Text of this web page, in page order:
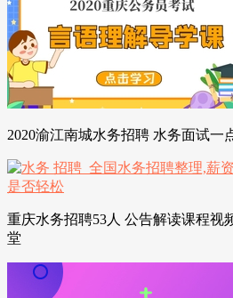
2020渝江南城水务招聘 水务面试一
重庆水务招聘53人 公告解读课程视
堂